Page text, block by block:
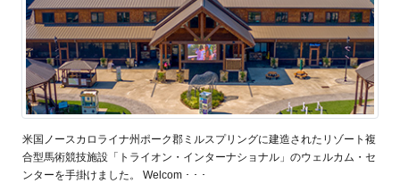
米国ノースカロライナ州ポーク郡ミルスプリングに建造されたリゾート複
合型馬術競技施設「トライオン・インターナショナル」のウェルカム・セ
ンターを手掛けました。 Welcom ･ ･ ･